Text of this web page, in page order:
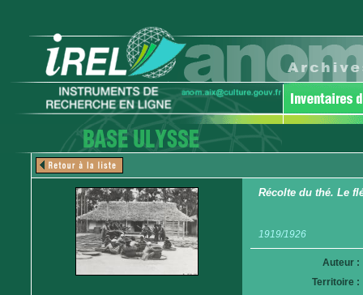
Récolte du thé. Le
1919/1926
Auteur :
Territoire :